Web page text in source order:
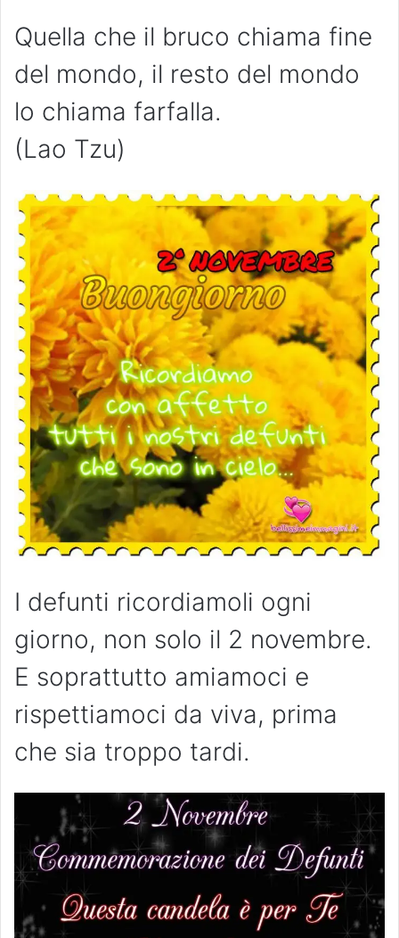
Quella che il bruco chiama fine
del mondo, il resto del mondo
lo chiama farfalla.
(Lao Tzu)
I defunti ricordiamoli ogni
giorno, non solo il 2 novembre.
E soprattutto amiamoci e
rispettiamoci da viva, prima
che sia troppo tardi.